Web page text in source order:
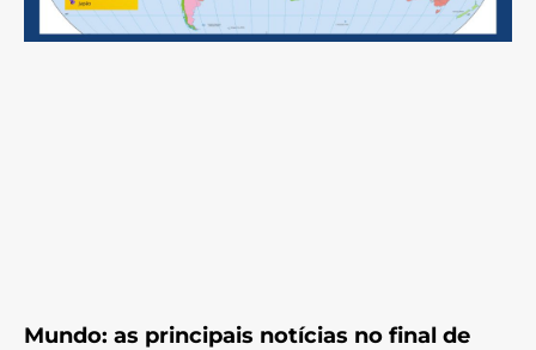
Mundo: as principais notícias no final de